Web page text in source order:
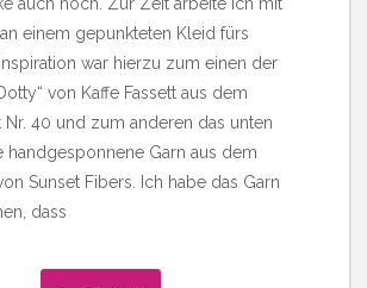
auch noch. Zur Zeit arbeite ich mit
einem gepunkteten Kleid fürs
war hierzu zum einen der
von Kaffe Fassett aus dem
Nr. 40 und zum anderen das unten
handgesponnene Garn aus dem
Sunset Fibers. Ich habe das Garn
dass